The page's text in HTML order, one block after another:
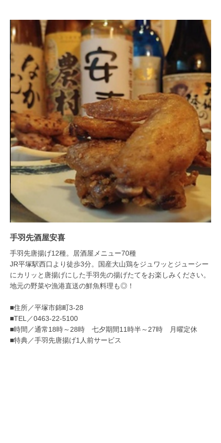
手羽先酒屋安喜
手羽先唐揚げ12種。居酒屋メニュー70種
JR平塚駅西口より徒歩3分。国産大山鶏をジュワッとジューシー
にカリッと唐揚げにした手羽先の揚げたてをお楽しみください。
地元の野菜や漁港直送の鮮魚料理も◎！
■住所／平塚市錦町3-28
■TEL／0463-22-5100
■時間／通常18時～28時 七夕期間11時半～27時 月曜定休
■特典／手羽先唐揚げ1人前サービス